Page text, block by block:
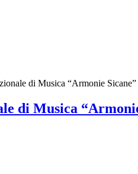
di Musica “Armonie
di Musica